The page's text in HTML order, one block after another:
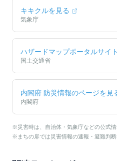
キキクルを見る
気象庁
ハザードマップポータルサイ
国土交通省
内閣府 防災情報のページを見
内閣府
※災害時は、自治体・気象庁などの公式情
※まちの扉では災害情報の速報・避難判断